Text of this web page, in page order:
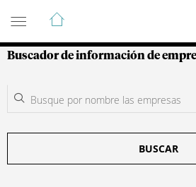
Guía de Empresas
Buscador de información de
BUSCAR